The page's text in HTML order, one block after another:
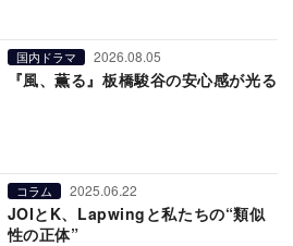
国内ドラマ 2026.08.05
『風、薫る』板橋駿谷の安心感が光る
コラム 2025.06.22
JOIとK、Lapwingと私たちの“類似
性の正体”